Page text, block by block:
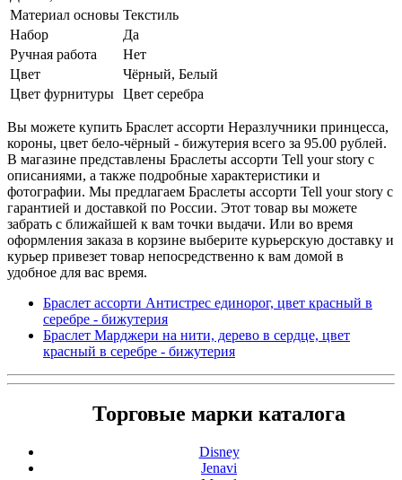
Материал основы Текстиль
Набор
Да
Ручная работа
Нет
Цвет
Чёрный, Белый
Цвет фурнитуры Цвет серебра
Вы можете купить Браслет ассорти Неразлучники принцесса,
короны, цвет бело-чёрный - бижутерия всего за 95.00 рублей.
В магазине представлены Браслеты ассорти Tell your story с
описаниями, а также подробные характеристики и
фотографии. Мы предлагаем Браслеты ассорти Tell your story с
гарантией и доставкой по России. Этот товар вы можете
забрать с ближайшей к вам точки выдачи. Или во время
оформления заказа в корзине выберите курьерскую доставку и
курьер привезет товар непосредственно к вам домой в
удобное для вас время.
Браслет ассорти Антистрес единорог, цвет красный в
серебре - бижутерия
Браслет Марджери на нити, дерево в сердце, цвет
красный в серебре - бижутерия
Торговые марки каталога
Disney
Jenavi